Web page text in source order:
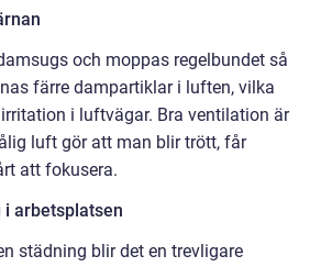
och moppas regelbundet så
färre dampartiklar i luften, vilka
i luftvägar. Bra ventilation är
luft gör att man blir trött, får
att fokusera.
i arbetsplatsen
städning blir det en trevligare